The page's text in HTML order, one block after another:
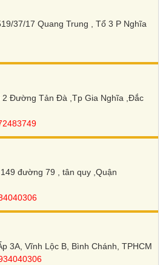
37/17 Quang Trung , Tổ 3 P Nghĩa
2 Đường Tản Đà ,Tp Gia Nghĩa ,Đắc
đường 79 , tân quy ,Quận
3A, Vĩnh Lộc B, Bình Chánh, TPHCM